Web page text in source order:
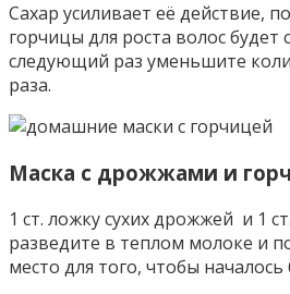
Сахар усиливает её действие,
горчицы для роста волос будет
следующий раз уменьшите
раза.
Маска с дрожжами и
1 ст. ложку сухих дрожжей и 1
разведите в теплом молоке и
место для того, чтобы